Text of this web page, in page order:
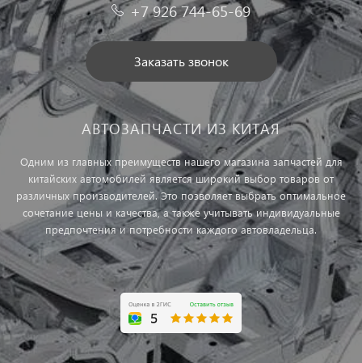
+7 926 744-65-69
Заказать звонок
АВТОЗАПЧАСТИ ИЗ КИТАЯ
Одним из главных преимуществ нашего магазина запчастей для
китайских автомобилей является широкий выбор товаров от
различных производителей. Это позволяет выбрать оптимальное
сочетание цены и качества, а также учитывать индивидуальные
предпочтения и потребности каждого автовладельца.